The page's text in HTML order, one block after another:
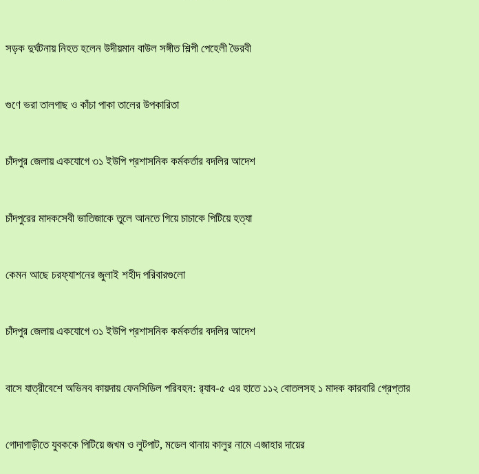
সড়ক দুর্ঘটনায় নিহত হলেন উদীয়মান বাউল সঙ্গীত শিল্পী পেহেলী ভৈরবী
গুণে ভরা তালগাছ ও কাঁচা পাকা তালের উপকারিতা
চাঁদপুর জেলায় একযোগে ৩১ ইউপি প্রশাসনিক কর্মকর্তার বদলির আদেশ
চাঁদপুরের মাদকসেবী ভাতিজাকে তুলে আনতে গিয়ে চাচাকে পিটিয়ে হত্যা
কেমন আছে চরফ্যাশনের জুলাই শহীদ পরিবারগুলো
চাঁদপুর জেলায় একযোগে ৩১ ইউপি প্রশাসনিক কর্মকর্তার বদলির আদেশ
বাসে যাত্রীবেশে অভিনব কায়দায় ফেনসিডিল পরিবহন: র‍্যাব-৫ এর হাতে ১১২ বোতলসহ ১ মাদক কারবারি গ্রেপ্তার
​গোদাগাড়ীতে যুবককে পিটিয়ে জখম ও লুটপাট, মডেল থানায় কালুর নামে এজাহার দায়ের